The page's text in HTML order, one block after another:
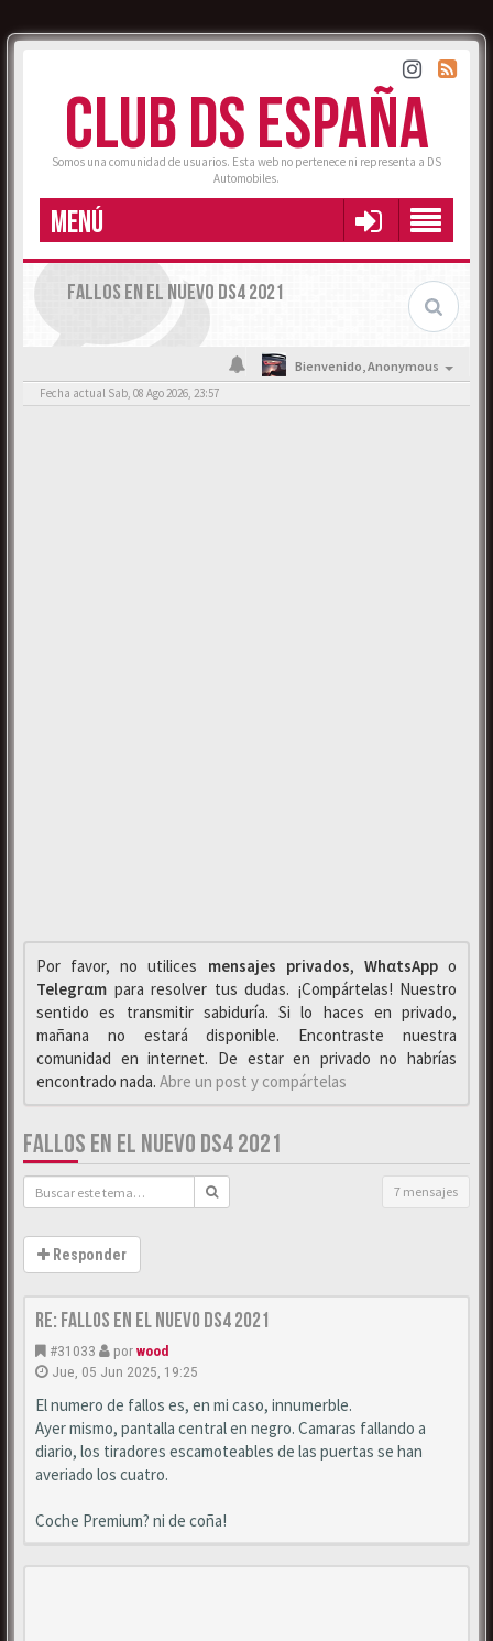
CLUB DS ESPAÑA
Somos una comunidad de usuarios. Esta web no pertenece ni representa a DS
Automobiles.
MENÚ
FALLOS EN EL NUEVO DS4 2021
Bienvenido,Anonymous
Fecha actual Sab, 08 Ago 2026, 23:57
Por favor, no utilices mensajes privados, WhαtsAppo
Telegrαm para resolver tus dudas. ¡Compártelas! Nuestro
sentido es transmitir sabiduría. Si lo haces en privado,
mañana no estará disponible. Encontraste nuestra
comunidad en internet. De estar en privado no habrías
encontrado nada. Abre un post y compártelas
FALLOS EN EL NUEVO DS4 2021
7 mensajes
Responder
Re: Fallos en el nuevo DS4 2021
#31033 porwood
Jue, 05 Jun 2025, 19:25
El numero de fallos es, en mi caso, innumerble.
Ayer mismo, pantalla central en negro. Camaras fallando a
diario, los tiradores escamoteables de las puertas se han
averiado los cuatro.
Coche Premium? ni de coña!